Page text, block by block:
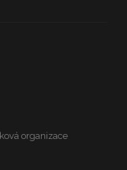
organizace